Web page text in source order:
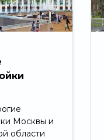
Москвы и
области